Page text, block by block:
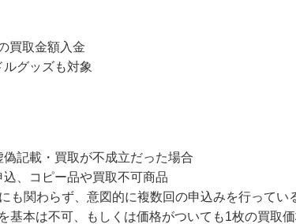
買取金額入金
ルグッズも対象
偽記載・買取が不成立だった場合
込、コピー品や買取不可商品
も関わらず、意図的に複数回の申込みを行ってい
基本は不可、もしくは価格がついても1枚の買取